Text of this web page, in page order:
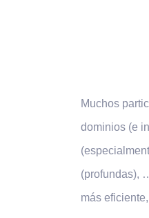
Muchos
dominios (e
(profundas),
más